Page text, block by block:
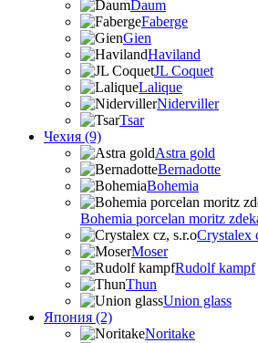
Daum
Faberge
Gien
Haviland
JL Coquet
Lalique
Niderviller
Tsar
Чехия (9)
Astra gold
Bernadotte
Bohemia
Bohemia porcelan moritz
Crystalex
Moser
Rudolf kampf
Thun
Union glass
Япония (2)
Noritake